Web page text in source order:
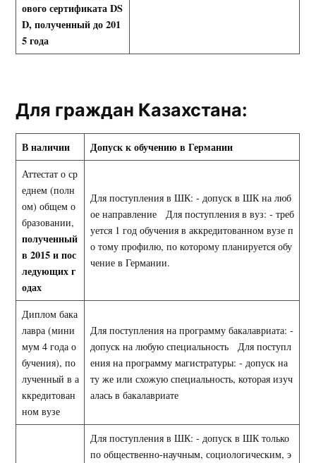
ового сертификатаDS
D, полученный до 201
5 года
Для граждан Казахстана:
В наличии Допуск к обучению в Германии
Аттестат о ср
еднем (полн
ом) общем о
бразовании,
полученный
в 2015 и пос
ледующих г
одах
Для поступления в ШК: - допуск в ШК на люб
ое направление Для поступления в вуз: - треб
уется 1 год обучения в аккредитованном вузе п
о тому профилю, по которому планируется обу
чение в Германии.
Диплом бака
лавра (мини
мум 4 года о
бучения), по
лученный в а
ккредитован
ном вузе
Для поступления на программу бакалавриата: -
допуск на любую специальность Для поступл
ения на программу магистратуры: - допуск на
ту же или схожую специальность, которая изуч
алась в бакалавриате
Для поступления в ШК: - допуск в ШК только
по общественно-научным, социологическим, э